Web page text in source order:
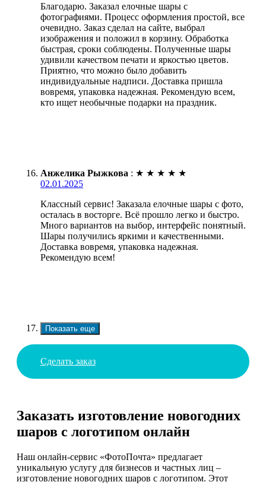
Благодарю. Заказал елочные шары с
фотографиями. Процесс оформления простой, все
очевидно. Заказ сделал на сайте, выбрал
изображения и положил в корзину. Обработка
быстрая, сроки соблюдены. Полученные шары
удивили качеством печати и яркостью цветов.
Приятно, что можно было добавить
индивидуальные надписи. Доставка пришла
вовремя, упаковка надежная. Рекомендую всем,
кто ищет необычные подарки на праздник.
Анжелика Рыжкова : ★ ★ ★ ★ ★
02.01.2025
Классный сервис! Заказала елочные шары с фото,
осталась в восторге. Всё прошло легко и быстро.
Много вариантов на выбор, интерфейс понятный.
Шары получились яркими и качественными.
Доставка вовремя, упаковка надежная.
Рекомендую всем!
Показать еще
Сделать заказ
Заказать изготовление новогодних
шаров с логотипом онлайн
Наш онлайн-сервис «ФотоПочта» предлагает
уникальную услугу для бизнесов и частных лиц –
изготовление новогодних шаров с логотипом. Этот